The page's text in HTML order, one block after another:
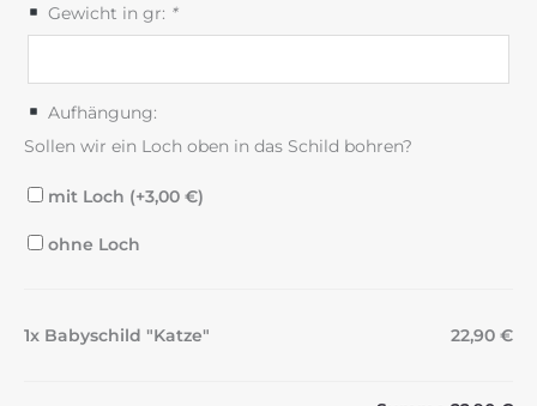
Gewicht in gr: *
Aufhängung:
Sollen wir ein Loch oben in das Schild bohren?
mit Loch (+3,00 €)
ohne Loch
1x Babyschild "Katze" 22,90 €